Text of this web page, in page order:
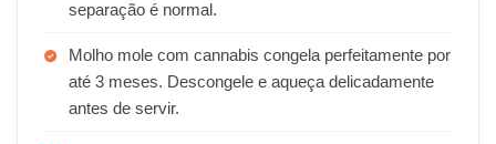
separação é normal.
Molho mole com cannabis congela perfeitamente por
até 3 meses. Descongele e aqueça delicadamente
antes de servir.